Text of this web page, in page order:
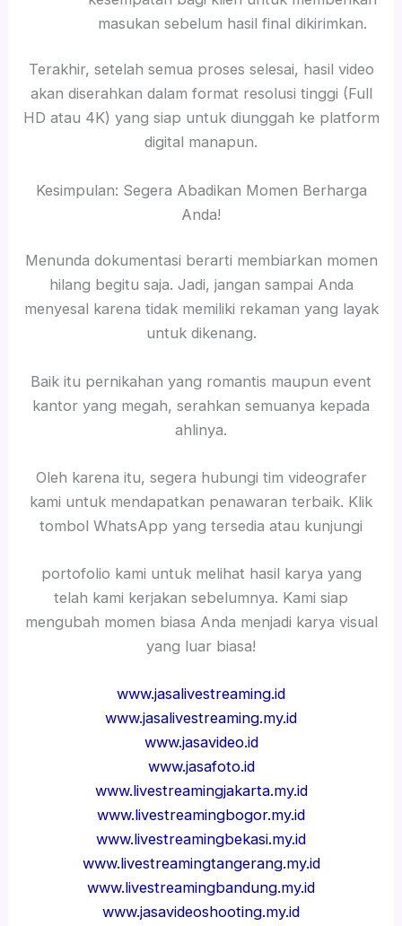
masukan sebelum hasil final dikirimkan.
Terakhir, setelah semua proses selesai, hasil video
akan diserahkan dalam format resolusi tinggi (Full
HD atau 4K) yang siap untuk diunggah ke platform
digital manapun.
Kesimpulan: Segera Abadikan Momen Berharga
Anda!
Menunda dokumentasi berarti membiarkan momen
hilang begitu saja. Jadi, jangan sampai Anda
menyesal karena tidak memiliki rekaman yang layak
untuk dikenang.
Baik itu pernikahan yang romantis maupun event
kantor yang megah, serahkan semuanya kepada
ahlinya.
Oleh karena itu, segera hubungi tim videografer
kami untuk mendapatkan penawaran terbaik. Klik
tombol WhatsApp yang tersedia atau kunjungi
portofolio kami untuk melihat hasil karya yang
telah kami kerjakan sebelumnya. Kami siap
mengubah momen biasa Anda menjadi karya visual
yang luar biasa!
www.jasalivestreaming.id
www.jasalivestreaming.my.id
www.jasavideo.id
www.jasafoto.id
www.livestreamingjakarta.my.id
www.livestreamingbogor.my.id
www.livestreamingbekasi.my.id
www.livestreamingtangerang.my.id
www.livestreamingbandung.my.id
www.jasavideoshooting.my.id